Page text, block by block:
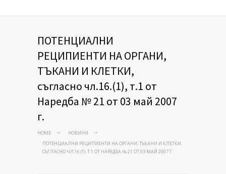
ПОТЕНЦИАЛНИ
РЕЦИПИЕНТИ НА ОРГАНИ,
ТЪКАНИ И КЛЕТКИ,
съгласно чл.16.(1), т.1 от
Наредба № 21 от 03 май 2007
г.
HOME
НОВИНИ
ПОТЕНЦИАЛНИ РЕЦИПИЕНТИ НА ОРГАНИ, ТЪКАНИ И КЛЕТКИ,
СЪГЛАСНО ЧЛ.16.(1), Т.1 ОТ НАРЕДБА № 21 ОТ 03 МАЙ 2007 Г.